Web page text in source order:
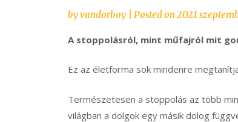
byvandorboy Posted on2021
A stoppolásról, mint műfajról mit
Ez az életforma sok mindenre
Természetesen a stoppolás az több
világban a dolgok egy másik dolog